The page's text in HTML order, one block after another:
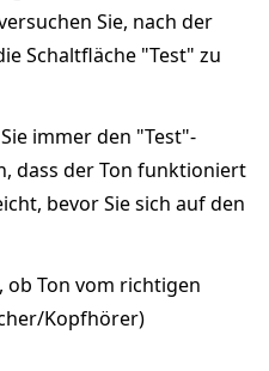
Sie, nach der
Schaltfläche "Test" zu
immer den "Test"-
dass der Ton funktioniert
bevor Sie sich auf den
ob Ton vom richtigen
Kopfhörer)